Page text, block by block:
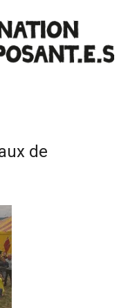
|
Non à
de l'argent public
de